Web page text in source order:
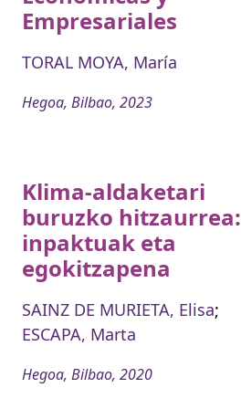
Empresariales
TORAL MOYA, María
Hegoa, Bilbao, 2023
Klima-aldaketari
buruzko hitzaurrea:
inpaktuak eta
egokitzapena
SAINZ DE MURIETA, Elisa;
ESCAPA, Marta
Hegoa, Bilbao, 2020